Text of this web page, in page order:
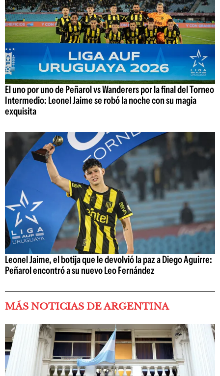
El uno por uno de Peñarol vs Wanderers por la final del Torneo
Intermedio: Leonel Jaime se robó la noche con su magia
exquisita
Leonel Jaime, el botija que le devolvió la paz a Diego Aguirre:
Peñarol encontró a su nuevo Leo Fernández
MÁS NOTICIAS DE ARGENTINA